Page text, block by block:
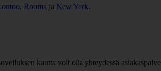
, Rooma ja New York.
kautta voit olla yhteydessä